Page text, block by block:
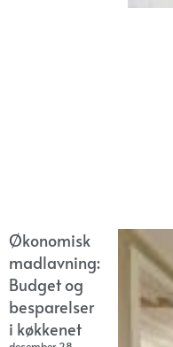
Økonomisk
madlavning:
Budget og
besparelser
i køkkenet